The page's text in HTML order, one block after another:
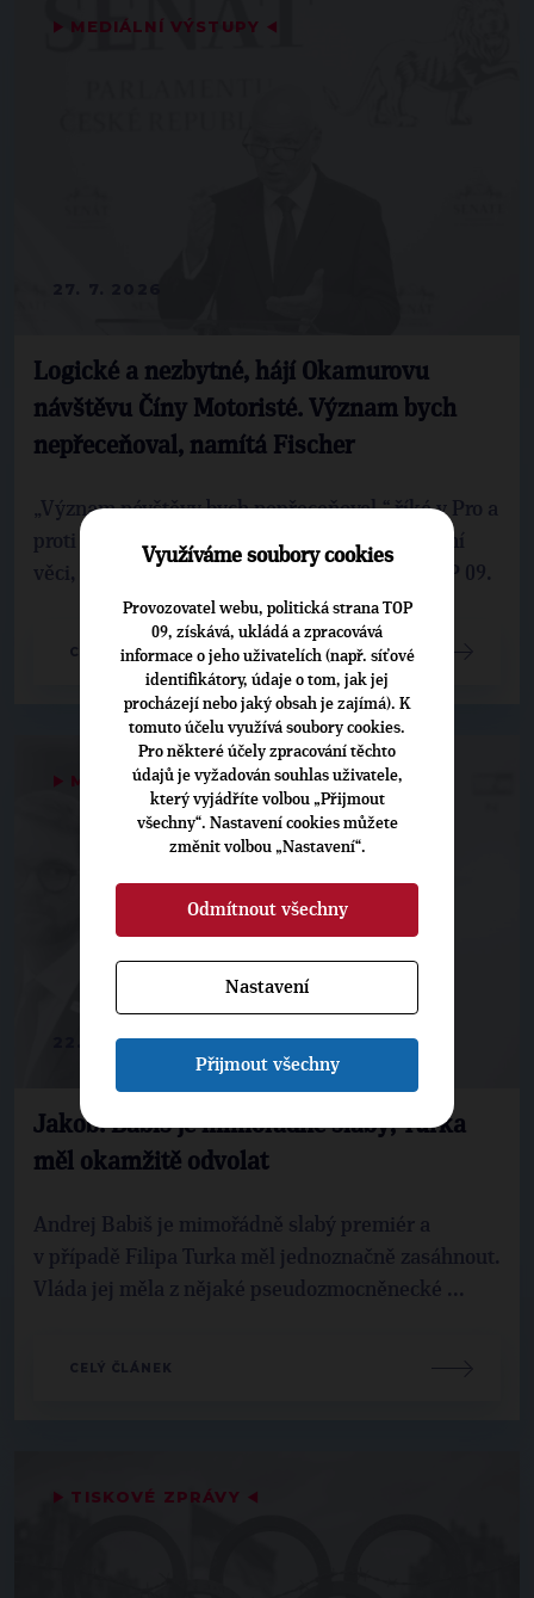
▶ MEDIÁLNÍ VÝSTUPY ◀
Logické a nezbytné, hájí Okamurovu
návštěvu Číny Motoristé. Význam bych
nepřeceňoval, namítá Fischer
„Význam návštěvy bych nepřeceňoval,“ říká v Pro a
proti předseda senátního výboru pro zahraniční
věci, obranu a bezpečnost Pavel Fischer za TOP 09.
CELÝ ČLÁNEK
▶ MEDIÁLNÍ VÝSTUPY◀
22. 7. 2026
Jakob: Babiš je mimořádně slabý, Turka
měl okamžitě odvolat
Andrej Babiš je mimořádně slabý premiér a
v případě Filipa Turka měl jednoznačně zasáhnout.
Vláda jej měla z nějaké pseudozmocněnecké ...
CELÝ ČLÁNEK
▶ TISKOVÉ ZPRÁVY ◀
Využíváme soubory cookies
Provozovatel webu, politická strana TOP
09, získává, ukládá a zpracovává
informace o jeho uživatelích (např. síťové
identifikátory, údaje o tom, jak jej
procházejí nebo jaký obsah je zajímá). K
tomuto účelu využívá soubory cookies.
Pro některé účely zpracování těchto
údajů je vyžadován souhlas uživatele,
který vyjádříte volbou „Přijmout
všechny“. Nastavení cookies můžete
změnit volbou „Nastavení“.
Odmítnout všechny
Nastavení
Přijmout všechny